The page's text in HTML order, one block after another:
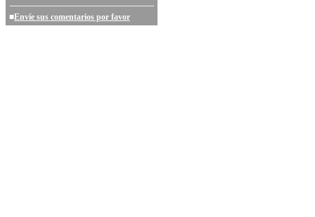
■Envíe sus comentarios por favor